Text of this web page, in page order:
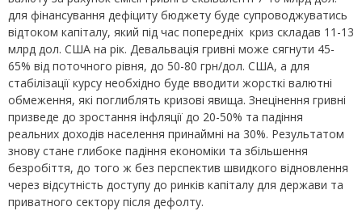
для фінансування дефіциту бюджету буде супроводжуватись
відтоком капіталу, який під час попередніх криз складав 11-13
млрд дол. США на рік. Девальвація гривні може сягнути 45-
65% від поточного рівня, до 50-80 грн/дол. США, а для
стабілізації курсу необхідно буде вводити жорсткі валютні
обмеження, які поглиблять кризові явища. Знецінення гривні
призведе до зростання інфляції до 20-50% та падіння
реальних доходів населення принаймні на 30%. Результатом
знову стане глибоке падіння економіки та збільшення
безробіття, до того ж без перспектив швидкого відновлення
через відсутність доступу до ринків капіталу для держави та
приватного сектору після дефолту.